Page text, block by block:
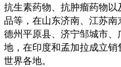
抗生素药物、抗肿瘤药物以
品等 ， 在山东济南、江苏南
德州平原县、济宁邹城市
地，在印度和孟加拉成立
世界各地。